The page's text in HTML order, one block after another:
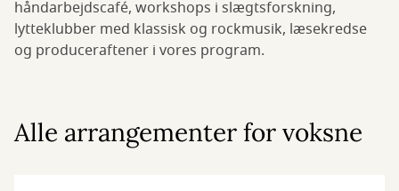
håndarbejdscafé, workshops i slægtsforskning,
lytteklubber med klassisk og rockmusik, læsekredse
og produceraftener i vores program.
Alle arrangementer for voksne